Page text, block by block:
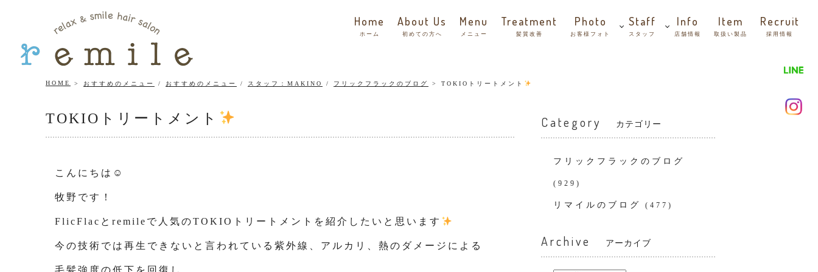
Home
ホーム
About Us
初めての方へ
Menu
メニュー
Treatment
髪質改善
Photo
お客様フォト
Staff
スタッフ
Info
店舗情報
Item
取扱い製品
Recruit
採用情報
HOME おすすめのメニュー / おすすめのメニュー / スタッフ：MAKINO / フリックフラックのブログ TOKIOトリートメント
TOKIOトリートメント
こんにちは☺
牧野です！
FlicFlacとremileで人気のTOKIOトリートメントを紹介したいと思います
今の技術では再生できないと言われている紫外線、アルカリ、熱のダメージによる
毛髪強度の低下を回復し
Category カテゴリー
フリックフラックのブログ
(929)
リマイルのブログ (477)
Archive アーカイブ